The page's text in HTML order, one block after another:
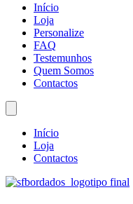
Início
Loja
Personalize
FAQ
Testemunhos
Quem Somos
Contactos
Início
Loja
Contactos